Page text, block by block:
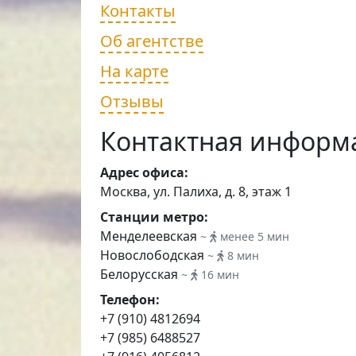
Контакты
Об агентстве
На карте
Отзывы
Контактная
Адрес офиса:
Москва, ул. Палиха, д. 8, этаж 1
Станции метро:
Менделеевская ~ менее 5 мин
Новослободская ~ 8 мин
Белорусская ~ 16 мин
Телефон:
+7 (910) 4812694
+7 (985) 6488527